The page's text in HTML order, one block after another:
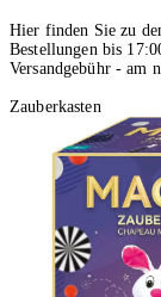
Hier finden Sie zu
Bestellungen bis
Versandgebühr - am
Zauberkasten